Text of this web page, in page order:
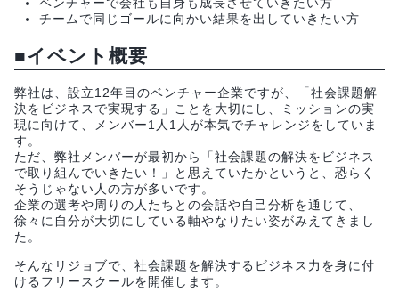
ベンチャーで会社も自身も成長させていきたい方
チームで同じゴールに向かい結果を出していきたい方
■イベント概要
弊社は、設立12年目のベンチャー企業ですが、「社会課題解
決をビジネスで実現する」ことを大切にし、ミッションの実
現に向けて、メンバー1人1人が本気でチャレンジをしていま
す。
ただ、弊社メンバーが最初から「社会課題の解決をビジネス
で取り組んでいきたい！」と思えていたかというと、恐らく
そうじゃない人の方が多いです。
企業の選考や周りの人たちとの会話や自己分析を通じて、
徐々に自分が大切にしている軸やなりたい姿がみえてきまし
た。
そんなリジョブで、社会課題を解決するビジネス力を身に付
けるフリースクールを開催します。